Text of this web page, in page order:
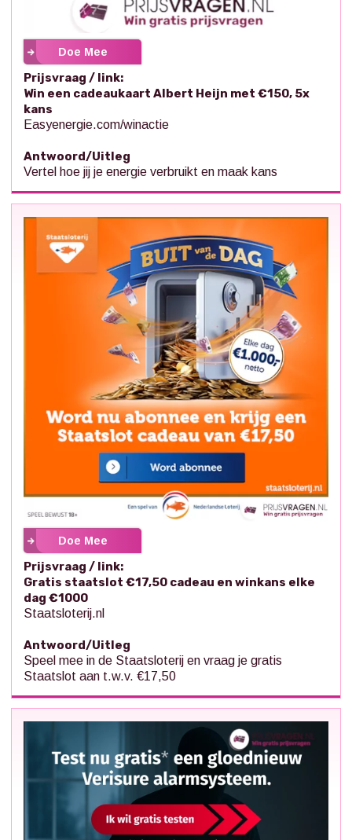
Doe Mee
Prijsvraag / link:
Win een cadeaukaart Albert Heijn met €150, 5x
kans
Easyenergie.com/winactie
Antwoord/Uitleg
Vertel hoe jij je energie verbruikt en maak kans
Doe Mee
Prijsvraag / link:
Gratis staatslot €17,50 cadeau en winkans elke
dag €1000
Staatsloterij.nl
Antwoord/Uitleg
Speel mee in de Staatsloterij en vraag je gratis
Staatslot aan t.w.v. €17,50